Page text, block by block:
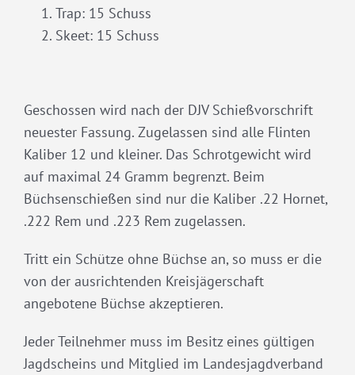
Trap: 15 Schuss
Skeet: 15 Schuss
Geschossen wird nach der DJV Schießvorschrift
neuester Fassung. Zugelassen sind alle Flinten
Kaliber 12 und kleiner. Das Schrotgewicht wird
auf maximal 24 Gramm begrenzt. Beim
Büchsenschießen sind nur die Kaliber .22 Hornet,
.222 Rem und .223 Rem zugelassen.
Tritt ein Schütze ohne Büchse an, so muss er die
von der ausrichtenden Kreisjägerschaft
angebotene Büchse akzeptieren.
Jeder Teilnehmer muss im Besitz eines gültigen
Jagdscheins und Mitglied im Landesjagdverband